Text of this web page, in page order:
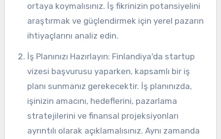
ortaya koymalısınız. İş fikrinizin potansiyelini
araştırmak ve güçlendirmek için yerel pazarın
ihtiyaçlarını analiz edin.
İş Planınızı Hazırlayın: Finlandiya'da startup
vizesi başvurusu yaparken, kapsamlı bir iş
planı sunmanız gerekecektir. İş planınızda,
işinizin amacını, hedeflerini, pazarlama
stratejilerini ve finansal projeksiyonları
ayrıntılı olarak açıklamalısınız. Aynı zamanda